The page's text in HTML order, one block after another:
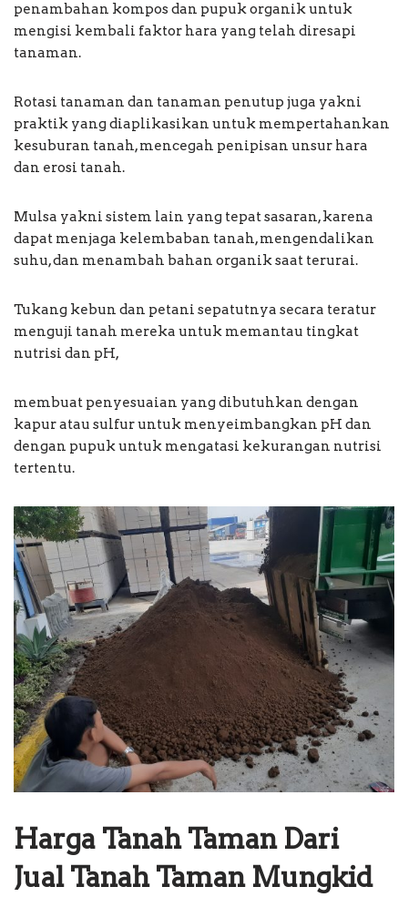
penambahan kompos dan pupuk organik untuk
mengisi kembali faktor hara yang telah diresapi
tanaman.
Rotasi tanaman dan tanaman penutup juga yakni
praktik yang diaplikasikan untuk mempertahankan
kesuburan tanah, mencegah penipisan unsur hara
dan erosi tanah.
Mulsa yakni sistem lain yang tepat sasaran, karena
dapat menjaga kelembaban tanah, mengendalikan
suhu, dan menambah bahan organik saat terurai.
Tukang kebun dan petani sepatutnya secara teratur
menguji tanah mereka untuk memantau tingkat
nutrisi dan pH,
membuat penyesuaian yang dibutuhkan dengan
kapur atau sulfur untuk menyeimbangkan pH dan
dengan pupuk untuk mengatasi kekurangan nutrisi
tertentu.
Harga Tanah Taman Dari
Jual Tanah Taman Mungkid